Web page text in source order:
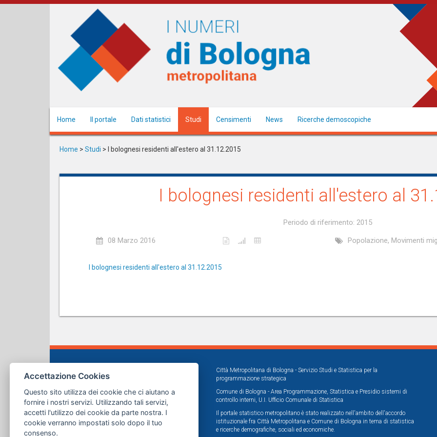
Salta
Home Il portale Dati statistici Studi Censimenti News Ricerche demoscopiche
Home > Studi > I bolognesi residenti all'estero al 31.12.2015
I bolognesi residenti all'estero al
Periodo di riferimento: 2015
08 Marzo 2016 Popolazione, Movimenti
I bolognesi residenti all'estero al 31.12.2015
Città Metropolitana di Bologna - Servizio Studi e Statistica per la
programmazione strategica
Comune di Bologna - Area Programmazione, Statistica e Presidio sistemi di
controllo interni, U.I. Ufficio Comunale di Statistica
Il portale statistico metropolitano è stato realizzato nell'ambito dell'accordo
istituzionale fra Città Metropolitana e Comune di Bologna in tema di statistica
e ricerche demografiche, sociali ed economiche.
Accettazione Cookies
Questo sito utilizza dei cookie che ci aiutano a
fornire i nostri servizi. Utilizzando tali servizi,
accetti l'utilizzo dei cookie da parte nostra. I
cookie verranno impostati solo dopo il tuo
consenso.